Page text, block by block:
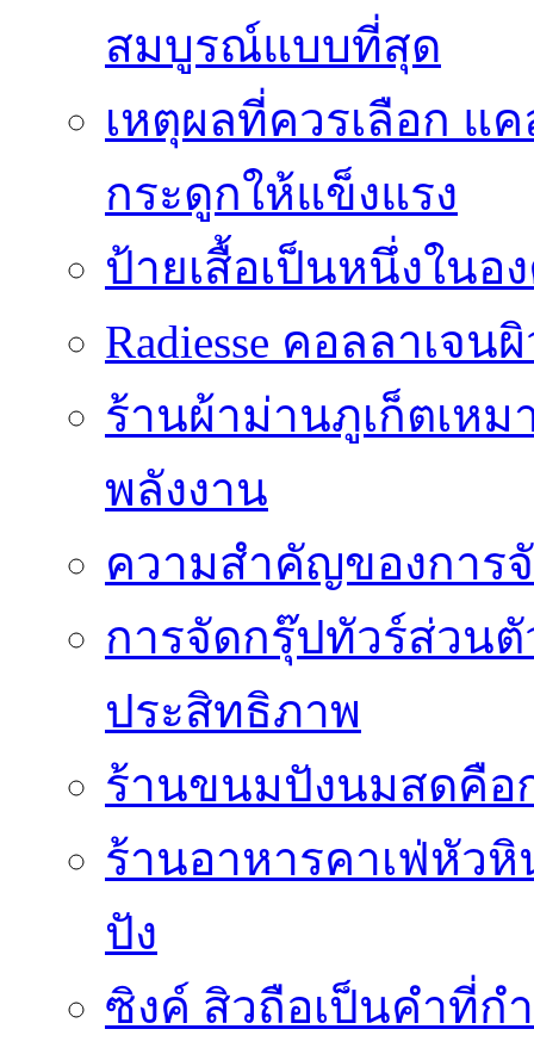
สมบูรณ์แบบที่สุด
เหตุผลที่ควรเลือก แ
กระดูกให้แข็งแรง
ป้ายเสื้อเป็นหนึ่งใน
Radiesse คอลลาเจน
ร้านผ้าม่านภูเก็ตเห
พลังงาน
ความสำคัญของการ
การจัดกรุ๊ปทัวร์ส่วน
ประสิทธิภาพ
ร้านขนมปังนมสดคือ
ร้านอาหารคาเฟ่หัว
ปัง
ซิงค์ สิวถือเป็นคำที่ก